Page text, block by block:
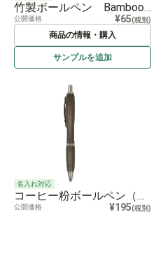
竹製ボールペン Bamboo Ballpen
公開価格 ¥65(税別)
商品の情報・購入
サンプルを追加
名入れ対応
コーヒー粉ボールペン（グレー） Coffee Grounds Ballpen -Gray-
公開価格 ¥195(税別)